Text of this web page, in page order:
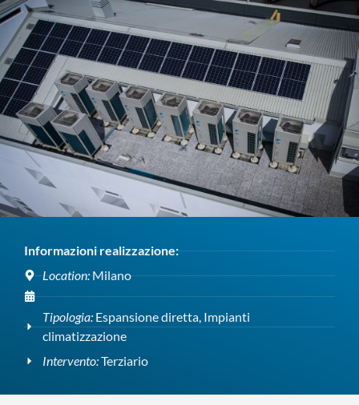
Informazioni realizzazione:
Location:Milano
Tipologia: Espansione diretta, Impianti
climatizzazione
Intervento:Terziario